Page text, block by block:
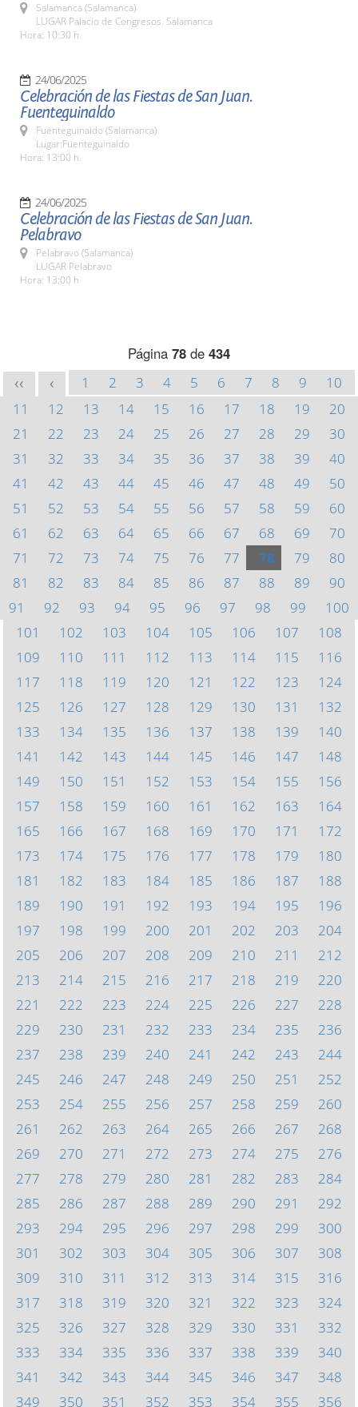
Salamanca (Salamanca)
LUGAR Palacio de Congresos. Salamanca
Hora: 10:30 h.
24/06/2025
Celebración de las Fiestas de San Juan.
Fuenteguinaldo
Fuenteguinaldo (Salamanca)
Lugar:Fuenteguinaldo
Hora: 13:00 h.
24/06/2025
Celebración de las Fiestas de San Juan.
Pelabravo
Pelabravo (Salamanca)
LUGAR Pelabravo
Hora: 13:00 h
Página 78 de 434
<< < 1 2 3 4 5 6 7 8 9
10
11
12 13 14 15 16 17 18 19
20
21
22 23 24 25 26 27 28 29
30
31
32 33 34 35 36 37 38 39
40
41
42 43 44 45 46 47 48 49
50
51
52 53 54 55 56 57 58 59
60
61
62 63 64 65 66 67 68 69
70
71
72 73 74 75 76 77 78 79
80
81
82 83 84 85 86 87 88 89
90
91
92 93 94 95 96 97 98 99
100
101
102 103 104 105 106 107
108
109
110 111 112 113 114 115
116
117
118 119 120 121 122 123
124
125
126 127 128 129 130 131
132
133
134 135 136 137 138 139
140
141
142 143 144 145 146 147
148
149
150 151 152 153 154 155
156
157
158 159 160 161 162 163
164
165
166 167 168 169 170 171
172
173
174 175 176 177 178 179
180
181
182 183 184 185 186 187
188
189
190 191 192 193 194 195
196
197
198 199 200 201 202 203
204
205
206 207 208 209 210 211
212
213
214 215 216 217 218 219
220
221
222 223 224 225 226 227
228
229
230 231 232 233 234 235
236
237
238 239 240 241 242 243
244
245
246 247 248 249 250 251
252
253
254 255 256 257 258 259
260
261
262 263 264 265 266 267
268
269
270 271 272 273 274 275
276
277
278 279 280 281 282 283
284
285
286 287 288 289 290 291
292
293
294 295 296 297 298 299
300
301
302 303 304 305 306 307
308
309
310 311 312 313 314 315
316
317
318 319 320 321 322 323
324
325
326 327 328 329 330 331
332
333
334 335 336 337 338 339
340
341
342 343 344 345 346 347
348
349
350 351 352 353 354 355 356